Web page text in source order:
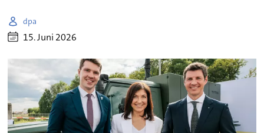
dpa
15. Juni 2026